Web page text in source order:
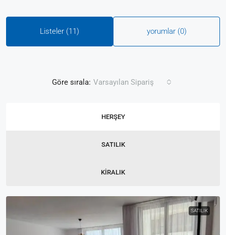
Listeler (11) yorumlar (0)
HERŞEY
SATILIK
KIRALIK
Göre sırala: Varsayılan Sipariş
SATILIK